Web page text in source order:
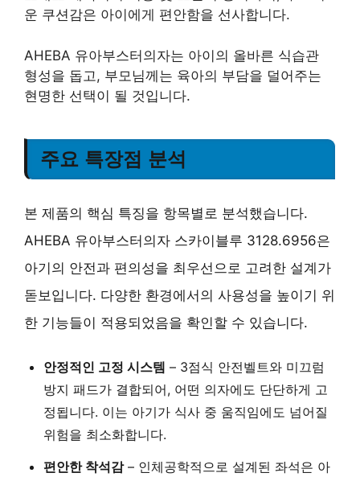
운 쿠션감은 아이에게 편안함을 선사합니다.
AHEBA 유아부스터의자는 아이의 올바른 식습관
형성을 돕고, 부모님께는 육아의 부담을 덜어주는
현명한 선택이 될 것입니다.
주요 특장점 분석
본 제품의 핵심 특징을 항목별로 분석했습니다.
AHEBA 유아부스터의자 스카이블루 3128.6956은
아기의 안전과 편의성을 최우선으로 고려한 설계가
돋보입니다. 다양한 환경에서의 사용성을 높이기 위
한 기능들이 적용되었음을 확인할 수 있습니다.
안정적인 고정 시스템 – 3점식 안전벨트와 미끄럼
방지 패드가 결합되어, 어떤 의자에도 단단하게 고
정됩니다. 이는 아기가 식사 중 움직임에도 넘어질
위험을 최소화합니다.
편안한 착석감– 인체공학적으로 설계된 좌석은 아